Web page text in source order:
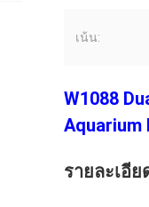
เน้น:
W1088
Aquarium
รายละเอี